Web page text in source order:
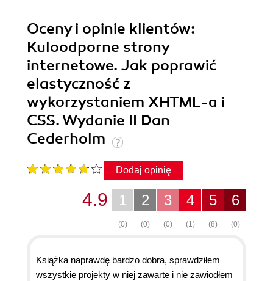
Oceny i opinie klientów:
Kuloodporne strony
internetowe. Jak poprawić
elastyczność z
wykorzystaniem XHTML-a i
CSS. Wydanie II Dan
Cederholm
Dodaj opinię
6
(0)
5
(8)
4
(1)
3
(0)
2
(0)
1
(0)
4.9
Książka naprawdę bardzo dobra, sprawdziłem
wszystkie projekty w niej zawarte i nie zawiodłem